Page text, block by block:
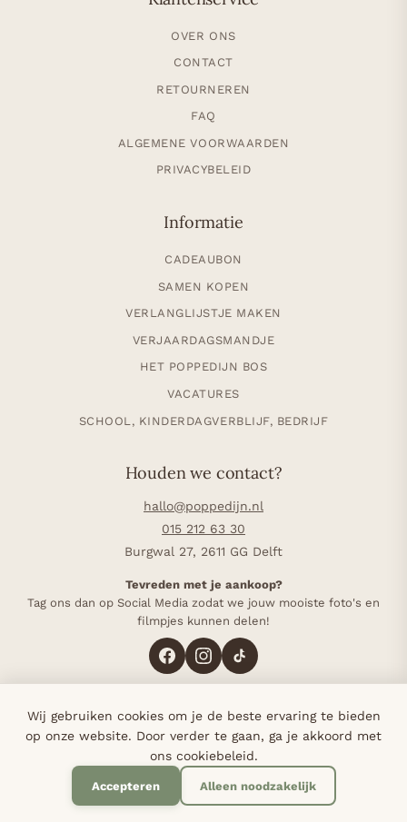
OVER ONS
CONTACT
RETOURNEREN
FAQ
ALGEMENE VOORWAARDEN
PRIVACYBELEID
Informatie
CADEAUBON
SAMEN KOPEN
VERLANGLIJSTJE MAKEN
VERJAARDAGSMANDJE
HET POPPEDIJN BOS
VACATURES
SCHOOL, KINDERDAGVERBLIJF, BEDRIJF
Houden we contact?
hallo@poppedijn.nl
015 212 63 30
Burgwal 27, 2611 GG Delft
Tevreden met je aankoop?
Tag ons dan op Social Media zodat we jouw mooiste foto's en
filmpjes kunnen delen!
4,8 op Google (117 reviews)·Sinds 1985 in Delft·
Bij elke bestelling planten we een boom
© 2026 Poppedijn - Alle rechten voorbehouden.
Wij gebruiken cookies om je de beste ervaring te bieden
op onze website. Door verder te gaan, ga je akkoord met
ons cookiebeleid.
Accepteren Alleen noodzakelijk